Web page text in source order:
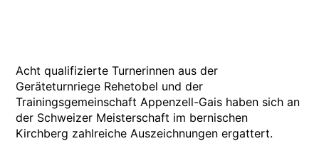
Acht qualifizierte Turnerinnen aus der
Geräteturnriege Rehetobel und der
Trainingsgemeinschaft Appenzell-Gais haben sich an
der Schweizer Meisterschaft im bernischen
Kirchberg zahlreiche Auszeichnungen ergattert.